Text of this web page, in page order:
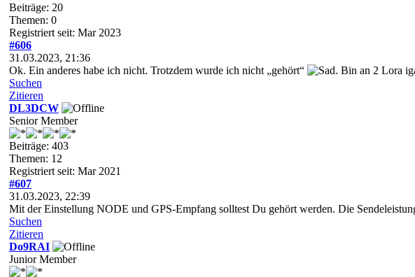
Beiträge: 20
Themen: 0
Registriert seit: Mar 2023
#606
31.03.2023, 21:36
Ok. Ein anderes habe ich nicht. Trotzdem wurde ich nicht „gehört“
. Bin an 2 Lora
Suchen
Zitieren
DL3DCW
Senior Member
Beiträge: 403
Themen: 12
Registriert seit: Mar 2021
#607
31.03.2023, 22:39
Mit der Einstellung NODE und GPS-Empfang solltest Du gehört werden. Die
Suchen
Zitieren
Do9RAI
Junior Member